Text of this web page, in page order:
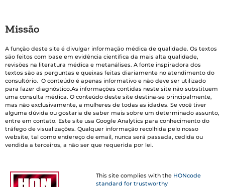
Missão
A função deste site é divulgar informação médica de qualidade. Os textos
são feitos com base em evidência científica da mais alta qualidade,
revisões na literatura médica e metanálises. A fonte inspiradora dos
textos são as perguntas e queixas feitas diariamente no atendimento do
consultório. O conteúdo é apenas informativo e não deve ser utilizado
para fazer diagnóstico.As informações contidas neste site não substituem
uma consulta médica. O conteúdo deste site destina-se principalmente,
mas não exclusivamente, a mulheres de todas as idades. Se você tiver
alguma dúvida ou gostaria de saber mais sobre um determinado assunto,
entre em contato. Este site usa Google Analytics para conhecimento do
tráfego de visualizações. Qualquer informação recolhida pelo nosso
website, tal como endereço de email, nunca será passada, cedida ou
vendida a terceiros, a não ser que requerida por lei.
This site complies with the HONcode
standard for trustworthy